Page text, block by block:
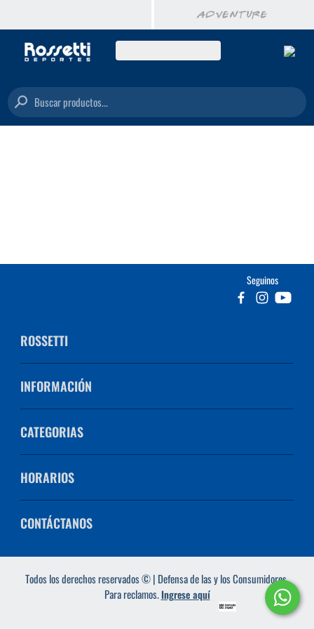
Buscar productos...
Seguinos
ROSSETTI
INFORMACIÓN
CATEGORIAS
HORARIOS
CONTÁCTANOS
Todos los derechos reservados © | Defensa de las y los Consumidores.
Para reclamos.Ingrese aquí